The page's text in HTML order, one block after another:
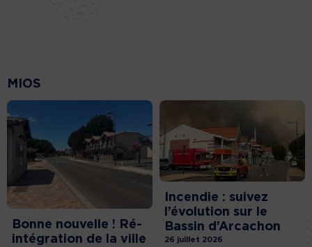
MIOS
Bonne nouvelle ! Ré-
intégration de la ville
Incendie : suivez
l’évolution sur le
Bassin d’Arcachon
26 juillet 2026